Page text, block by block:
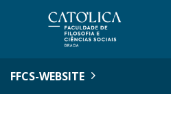
FFCS-WEBSITE